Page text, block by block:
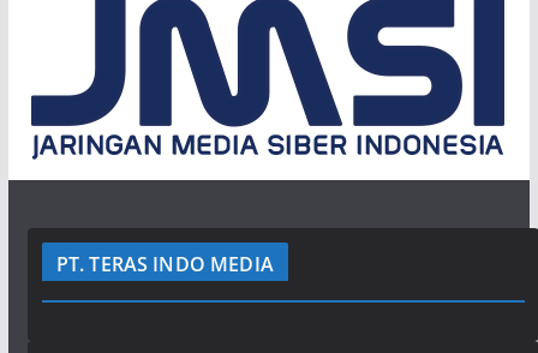
PT. TERAS INDO MEDIA